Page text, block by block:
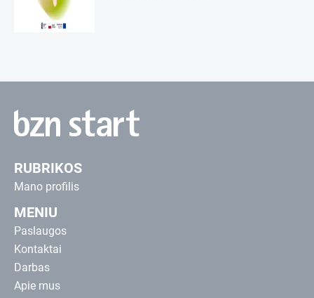
RUBRIKOS
Mano profilis
MENIU
Paslaugos
Kontaktai
Darbas
Apie mus